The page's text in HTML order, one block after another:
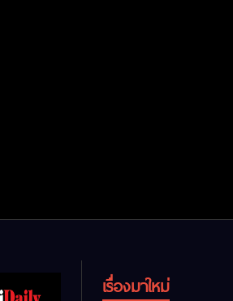
เรื่องมาใหม่